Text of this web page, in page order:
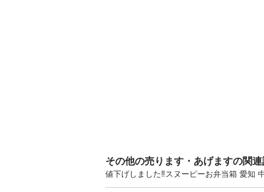
その他の売ります・あげますの関
値下げしました‼️スヌーピーお弁当箱 愛知